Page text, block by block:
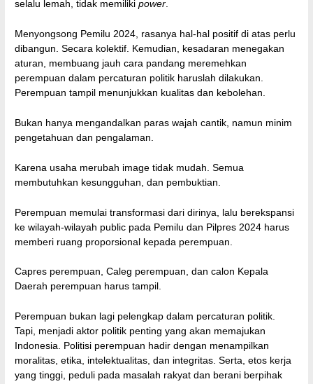
selalu lemah, tidak memilikipower.
Menyongsong Pemilu 2024, rasanya hal-hal positif di atas perlu
dibangun. Secara kolektif. Kemudian, kesadaran menegakan
aturan, membuang jauh cara pandang meremehkan
perempuan dalam percaturan politik haruslah dilakukan.
Perempuan tampil menunjukkan kualitas dan kebolehan.
Bukan hanya mengandalkan paras wajah cantik, namun minim
pengetahuan dan pengalaman.
Karena usaha merubah image tidak mudah. Semua
membutuhkan kesungguhan, dan pembuktian.
Perempuan memulai transformasi dari dirinya, lalu berekspansi
ke wilayah-wilayah public pada Pemilu dan Pilpres 2024 harus
memberi ruang proporsional kepada perempuan.
Capres perempuan, Caleg perempuan, dan calon Kepala
Daerah perempuan harus tampil.
Perempuan bukan lagi pelengkap dalam percaturan politik.
Tapi, menjadi aktor politik penting yang akan memajukan
Indonesia. Politisi perempuan hadir dengan menampilkan
moralitas, etika, intelektualitas, dan integritas. Serta, etos kerja
yang tinggi, peduli pada masalah rakyat dan berani berpihak